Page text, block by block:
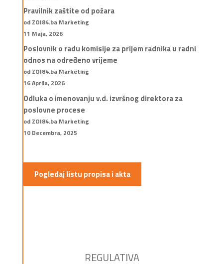
Pravilnik zaštite od požara
od ZOI84.ba Marketing
11 Maja, 2026
Poslovnik o radu komisije za prijem radnika u radni
odnos na određeno vrijeme
od ZOI84.ba Marketing
16 Aprila, 2026
Odluka o imenovanju v.d. izvršnog direktora za
poslovne procese
od ZOI84.ba Marketing
10 Decembra, 2025
Pogledaj listu propisa i akta
REGULATIVA